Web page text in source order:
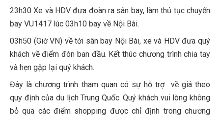
23h30 Xe và HDV đưa đoàn ra sân bay, làm thủ tục chuyến
bay VU1417 lúc 03h10 bay về Nội Bài.
03h50 (Giờ VN) về tới sân bay Nội Bài, xe và HDV đưa quý
khách về điểm đón ban đầu. Kết thúc chương trình chia tay
và hẹn gặp lại quý khách.
Đây là chương trình tham quan có sự hỗ trợ về giá theo
quy định của du lịch Trung Quốc. Quý khách vui lòng không
bỏ qua các điểm shopping được chỉ định trong chương